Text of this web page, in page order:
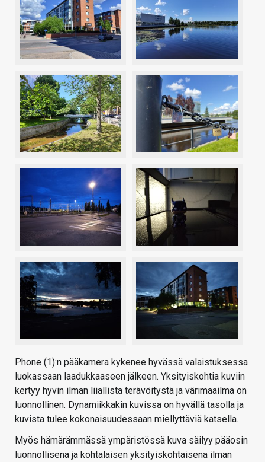
Phone (1):n pääkamera kykenee hyvässä valaistuksessa
luokassaan laadukkaaseen jälkeen. Yksityiskohtia kuviin
kertyy hyvin ilman liiallista terävöitystä ja värimaailma on
luonnollinen. Dynamiikkakin kuvissa on hyvällä tasolla ja
kuvista tulee kokonaisuudessaan miellyttäviä katsella.
Myös hämärämmässä ympäristössä kuva säilyy pääosin
luonnollisena ja kohtalaisen yksityiskohtaisena ilman